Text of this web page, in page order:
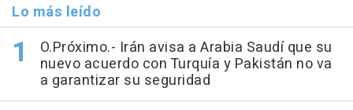
Lo más leído
O.Próximo.- Irán avisa a Arabia Saudí que su
nuevo acuerdo con Turquía y Pakistán no va
a garantizar su seguridad